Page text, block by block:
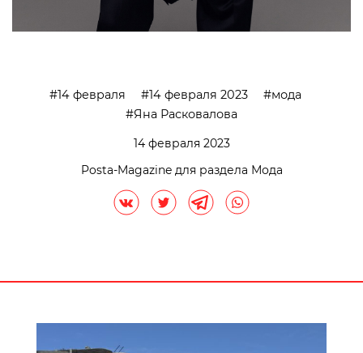
14 февраля 14 февраля 2023
мода
Яна Расковалова
14 февраля 2023
Posta-Magazine для раздела Мода